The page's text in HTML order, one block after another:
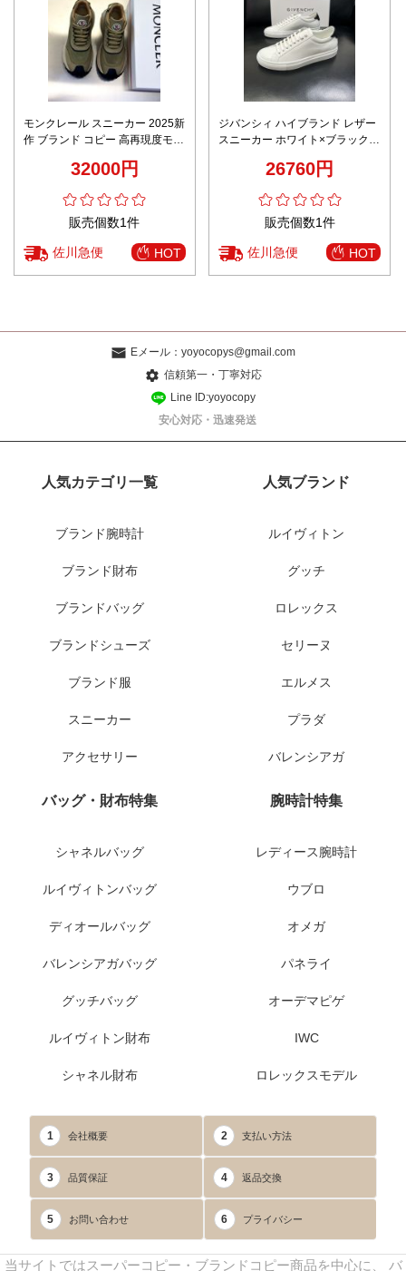
モンクレール スニーカー 2025新
作 ブランド コピー 高再現度モデ
使用 快適な履き心地 安心サイト
32000円
販売個数1件
佐川急便 HOT
ジバンシィ ハイブランド レザー
スニーカー ホワイト×ブラックヒ
26760円
販売個数1件
佐川急便 HOT
Eメール： yoyocopys@gmail.com
信頼第一・丁寧対応
Line ID:yoyocopy
安心対応・迅速発送
人気カテゴリ一覧
ブランド腕時計
ブランド財布
ブランドバッグ
ブランドシューズ
ブランド服
スニーカー
アクセサリー
人気ブランド
ルイヴィトン
グッチ
ロレックス
セリーヌ
エルメス
プラダ
バレンシアガ
バッグ・財布特集
シャネルバッグ
ルイヴィトンバッグ
ディオールバッグ
バレンシアガバッグ
グッチバッグ
ルイヴィトン財布
シャネル財布
腕時計特集
レディース腕時計
ウブロ
オメガ
パネライ
オーデマピゲ
IWC
ロレックスモデル
1 会社概要 2 支払い方法
3 品質保証 4 返品交換
5 お問い合わせ 6 プライバシー
当サイトではスーパーコピー・ブランドコピー商品を中心に、 バ